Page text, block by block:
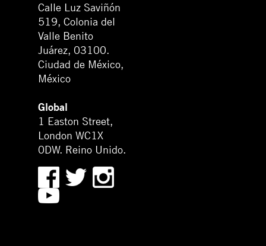
Calle Luz Saviñón
519, Colonia del
Valle Benito
Juárez, 03100.
Ciudad de México,
México
Global
1 Easton Street,
London WC1X
0DW. Reino Unido.